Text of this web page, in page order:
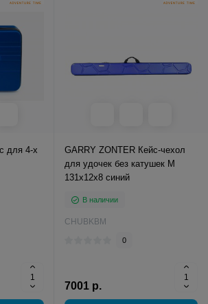
для 4-х
GARRY ZONTER Кейс-чехол
для удочек без катушек M
131x12x8 синий
В наличии
CHUBKBM
0
7001 р.